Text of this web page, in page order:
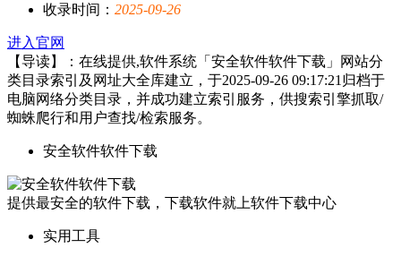
收录时间： 2025-09-26
进入官网
【导读】：在线提供,软件系统「安全软件软件下载」网站分
类目录索引及网址大全库建立，于2025-09-26 09:17:21归档于
电脑网络分类目录，并成功建立索引服务，供搜索引擎抓取/
蜘蛛爬行和用户查找/检索服务。
安全软件软件下载
提供最安全的软件下载，下载软件就上软件下载中心
实用工具